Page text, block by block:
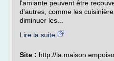
l'amiante peuvent être
d'autres, comme les
diminuer les...
Lire la suite
Site : http://